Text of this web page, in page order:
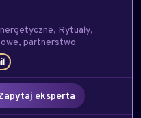
Rytuały
partnerstwo
eksperta